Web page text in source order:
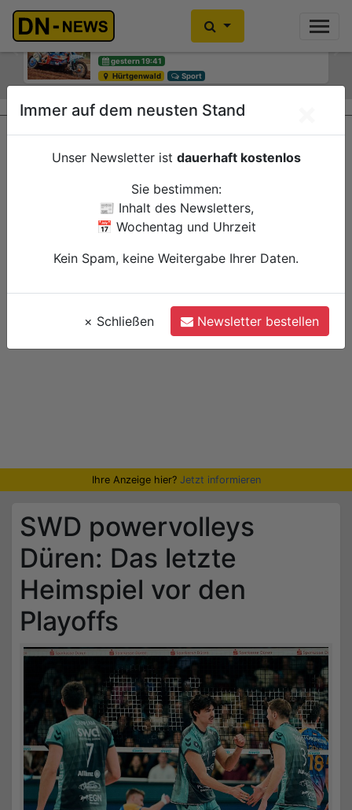
Motocross-WM: Keine großen
Sprünge in Litauen
gestern 19:41
Hürtgenwald
Sport
Smarte Baumbewässerung: Neues
Pilotprojekt lädt Bürgerinnen und
Bürger zum Mitmachen ein
gestern 12:15
Previous
Ihre Anzeige hier? Jetzt informieren
SWD powervolleys
Düren: Das letzte
Heimspiel vor den
Playoffs
Immer auf dem neusten Stand
Unser Newsletter ist dauerhaft kostenlos
Sie bestimmen:
📰 Inhalt des Newsletters,
📅 Wochentag und Uhrzeit
Kein Spam, keine Weitergabe Ihrer Daten.
× Schließen Newsletter bestellen